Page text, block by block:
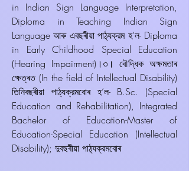
in Indian Sign Language Interpretation,
Diploma in Teaching Indian Sign
Language আৰু এবছৰীয়া পাঠ্যক্রম হ’ল- Diploma
in Early Childhood Special Education
(Hearing Impairment)।৩। বৌদ্ধিক অক্ষমতাৰ
ক্ষেত্ৰত (In the field of Intellectual Disability)
তিনিবছৰীয়া পাঠ্যক্রমবোৰ হ’ল- B.Sc. (Special
Education and Rehabilitation), Integrated
Bachelor of Education-Master of
Education-Special Education (Intellectual
Disability); দুবছৰীয়া পাঠ্যক্রমবোৰ